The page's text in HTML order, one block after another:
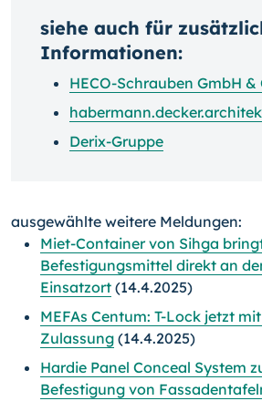
siehe auch für
Informationen:
HECO-Schrauben GmbH &
Derix-Gruppe
ausgewählte weitere Meldungen:
Miet-Container von Sihga
Befestigungsmittel direkt an
Einsatzort (14.4.2025)
MEFAs Centum: T-Lock jetzt mit
Zulassung (14.4.2025)
Hardie Panel Conceal System
Befestigung von